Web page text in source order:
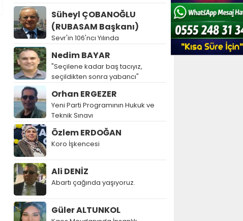
Süheyl ÇOBANOĞLU
(RUBASAM Başkanı)
Sevr'in 106'ncı Yılında
Nedim BAYAR
"Seçilene kadar baş tacıyız,
seçildikten sonra yabancı"
Orhan ERGEZER
Yeni Parti Programının Hukuk ve
Teknik Sınavı
Özlem ERDOĞAN
Koro İşkencesi
Ali DENİZ
Abartı çağında yaşıyoruz.
Güler ALTUNKOL